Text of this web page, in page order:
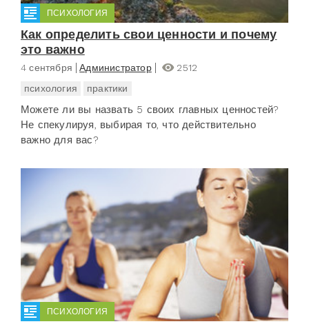
ПСИХОЛОГИЯ
Как определить свои ценности и почему
это важно
4 сентября Администратор
2512
психология
практики
Можете ли вы назвать 5 своих главных ценностей?
Не спекулируя, выбирая то, что действительно
важно для вас?
ПСИХОЛОГИЯ